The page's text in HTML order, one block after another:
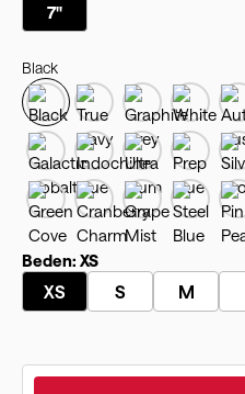
7"
Black
Beden: XS
XS S M